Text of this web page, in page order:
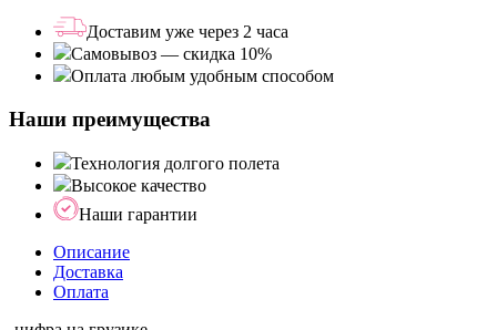
Доставим уже через 2 часа
Самовывоз — скидка 10%
Оплата любым удобным способом
Наши преимущества
Технология долгого полета
Высокое качество
Наши гарантии
Описание
Доставка
Оплата